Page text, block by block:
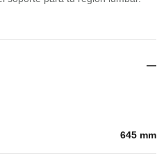
645 mm